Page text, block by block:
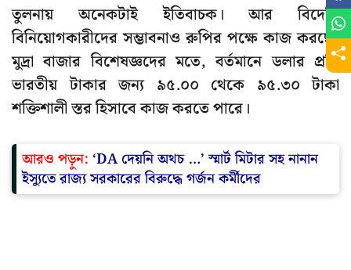
তুলনায় অনেকটাই ইতিবাচক। আর বিদেশি
বিনিয়োগকারীদের সম্ভাবনাও রুপির পক্ষে কাজ করছে।
মুদ্রা বাজার বিশেষজ্ঞদের মতে, বর্তমানে ডলার প্রতি
ভারতীয় টাকার জন্য ৯৫.০০ থেকে ৯৫.৩০ টাকা
শক্তিশালী স্তর হিসাবে কাজ করতে পারে।
আরও পড়ুন: ‘DA দেয়নি অথচ …’ স্মার্ট মিটার সহ নানান
ইস্যুতে রাজ্য সরকারের বিরুদ্ধে গর্জন কর্মীদের